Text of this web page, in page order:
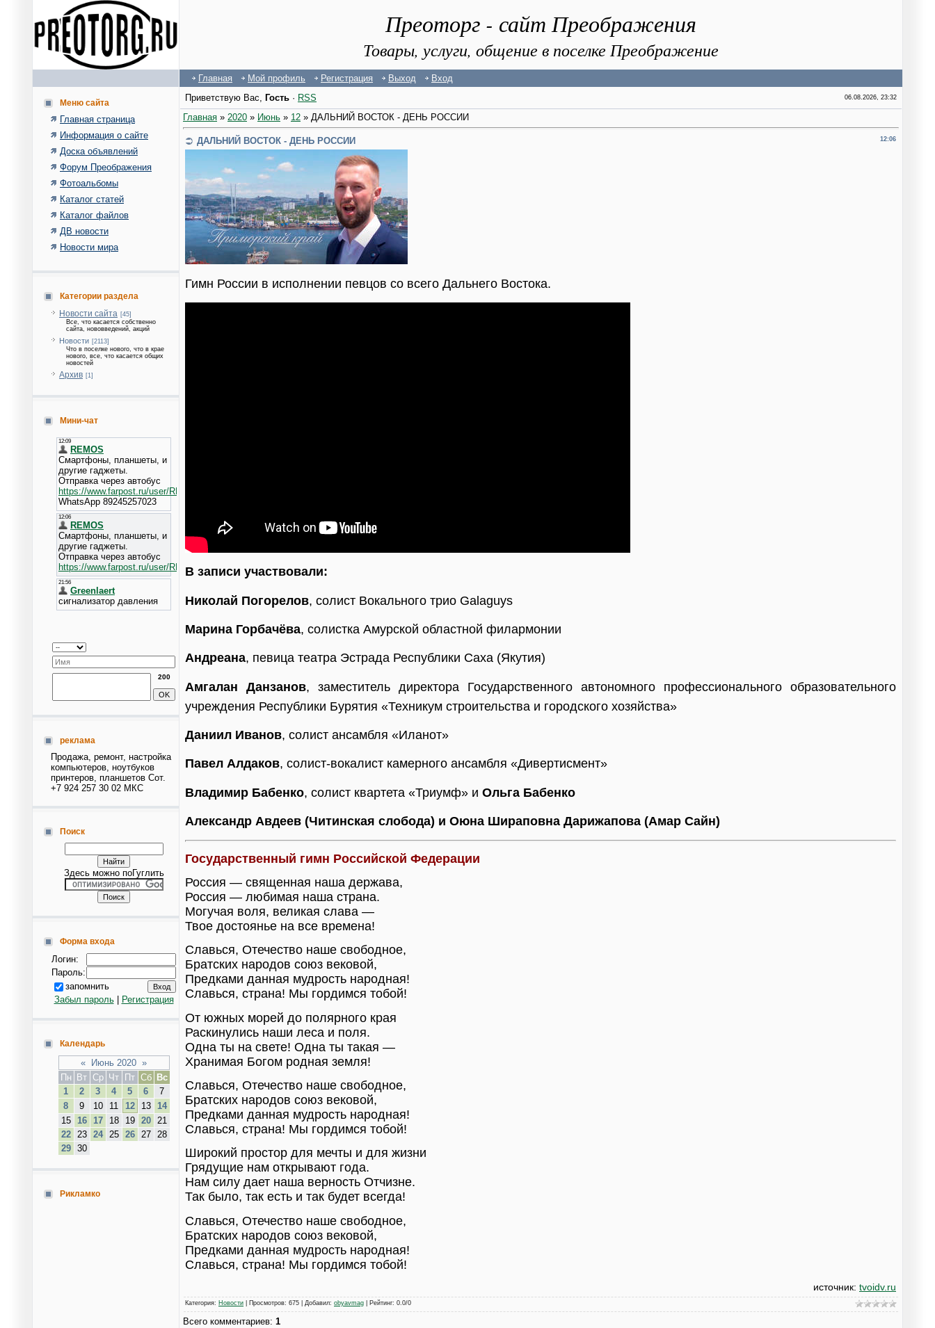
Преоторг - сайт Преображения
Товары, услуги, общение в поселке Преображение
Главная Мой профиль Регистрация Выход Вход
Меню сайта
Главная страница
Информация о сайте
Доска объявлений
Форум Преображения
Фотоальбомы
Каталог статей
Каталог файлов
ДВ новости
Новости мира
Категории раздела
Новости сайта [45]
Все, что касается собственно
сайта, нововведений, акций
Новости [2113]
Что в поселке нового, что в крае
нового, все, что касается общих
новостей
Архив [1]
Мини-чат
200
реклама
Продажа, ремонт, настройка
компьютеров, ноутбуков
принтеров, планшетов Сот.
+7 924 257 30 02 МКС
Поиск
Здесь можно поГуглить
Форма входа
Логин:
Пароль:
запомнить
Забыл пароль| Регистрация
Календарь
« Июнь 2020 »
Пн
Вт Ср Чт Пт Сб
Вс
1
2 3 4 5 6
7
8
9 10 11 12 13
14
15
16 17 18 19 20
21
22
23 24 25 26 27
28
29
30
Рикламко
Приветствую Вас, Гость · RSS 06.08.2026, 23:32
Главная » 2020 » Июнь » 12 » ДАЛЬНИЙ ВОСТОК - ДЕНЬ РОССИИ
12:06
ДАЛЬНИЙ ВОСТОК - ДЕНЬ РОССИИ
Гимн России в исполнении певцов со всего Дальнего Востока.
В записи участвовали:
Николай Погорелов, солист Вокального трио Galaguys
Марина Горбачёва, солистка Амурской областной филармонии
Андреана, певица театра Эстрада Республики Саха (Якутия)
Амгалан Данзанов, заместитель директора Государственного автономного профессионального образовательного
учреждения Республики Бурятия «Техникум строительства и городского хозяйства»
Даниил Иванов, солист ансамбля «Иланот»
Павел Алдаков, солист-вокалист камерного ансамбля «Дивертисмент»
Владимир Бабенко, солист квартета «Триумф» и Ольга Бабенко
Александр Авдеев (Читинская слобода) и Оюна Шираповна Дарижапова (Амар Сайн)
Государственный гимн Российской Федерации
Россия — священная наша держава,
Россия — любимая наша страна.
Могучая воля, великая слава —
Твое достоянье на все времена!
Славься, Отечество наше свободное,
Братских народов союз вековой,
Предками данная мудрость народная!
Славься, страна! Мы гордимся тобой!
От южных морей до полярного края
Раскинулись наши леса и поля.
Одна ты на свете! Одна ты такая —
Хранимая Богом родная земля!
Славься, Отечество наше свободное,
Братских народов союз вековой,
Предками данная мудрость народная!
Славься, страна! Мы гордимся тобой!
Широкий простор для мечты и для жизни
Грядущие нам открывают года.
Нам силу дает наша верность Отчизне.
Так было, так есть и так будет всегда!
Славься, Отечество наше свободное,
Братских народов союз вековой,
Предками данная мудрость народная!
Славься, страна! Мы гордимся тобой!
источник: tvoidv.ru
Категория: Новости Просмотров: 675 | Добавил: obyavmag Рейтинг: 0.0/0
Всего комментариев: 1